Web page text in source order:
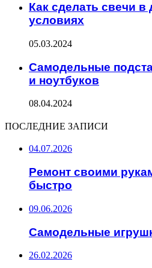
Как сделать свечи
условиях
05.03.2024
Самодельные
и ноутбуков
08.04.2024
ПОСЛЕДНИЕ ЗАПИСИ
04.07.2026
Ремонт своими
быстро
09.06.2026
Самодельные
26.02.2026